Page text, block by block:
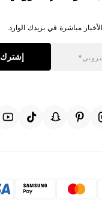
مباشرة في بريدك الوارد.
إشترك